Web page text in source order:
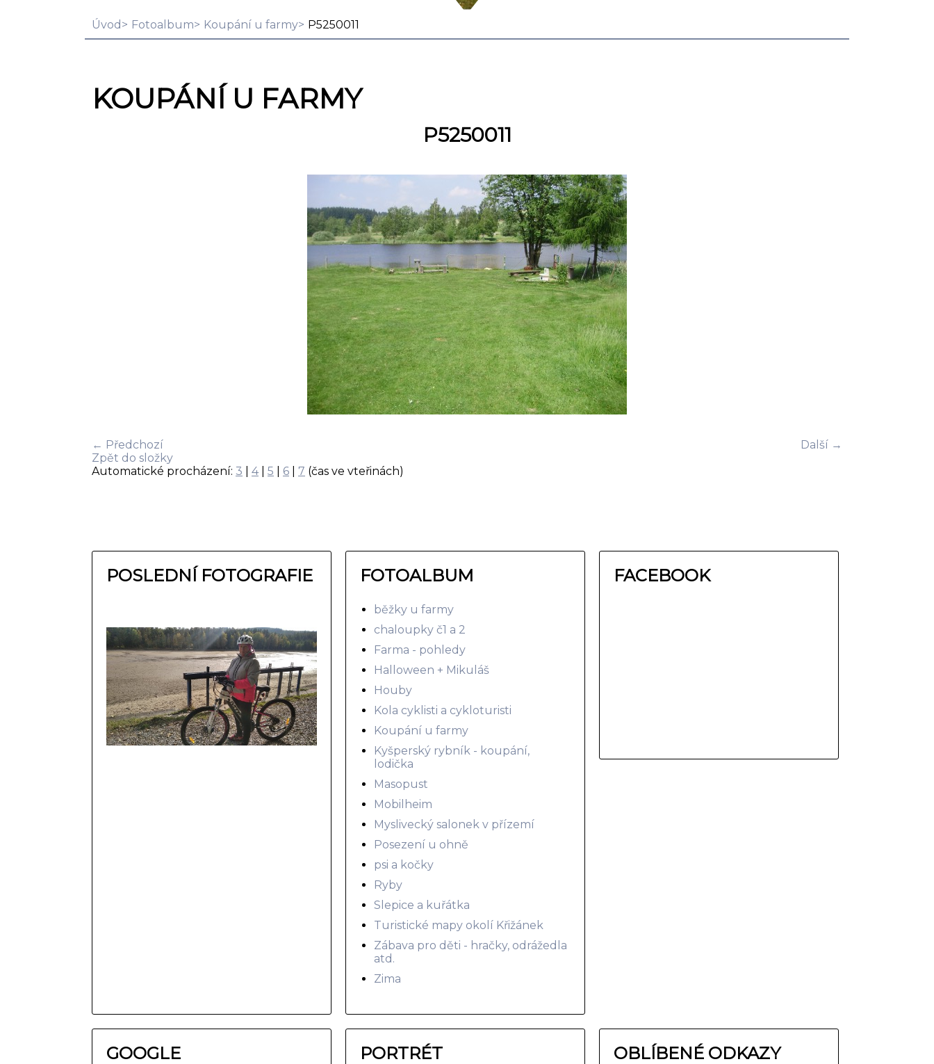
Úvod Fotoalbum Koupání u farmy P5250011
KOUPÁNÍ U FARMY
P5250011
← Předchozí
Další →
Zpět do složky
Automatické procházení: 3 4| 5 6 7 (čas ve vteřinách)
POSLEDNÍ FOTOGRAFIE FOTOALBUM
běžky u farmy
chaloupky č1 a 2
Farma - pohledy
Halloween + Mikuláš
Houby
Kola cyklisti a cykloturisti
Koupání u farmy
Kyšperský rybník - koupání,
lodička
Masopust
Mobilheim
Myslivecký salonek v přízemí
Posezení u ohně
psi a kočky
Ryby
Slepice a kuřátka
Turistické mapy okolí Křižánek
Zábava pro děti - hračky, odrážedla
atd.
Zima
FACEBOOK
GOOGLE PORTRÉT OBLÍBENÉ ODKAZY